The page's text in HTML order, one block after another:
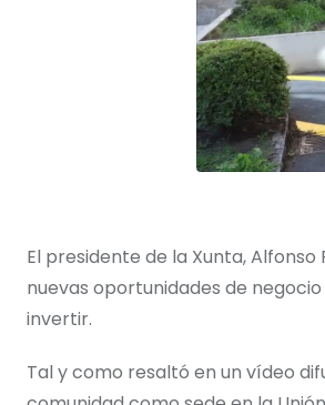
El presidente de la Xunta,
nuevas oportunidades de
invertir.
Tal y como resaltó en un vídeo